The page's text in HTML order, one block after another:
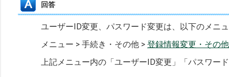
回答
ユーザーID変更、パスワード変更は、以下のメニ
メニュー > 手続き・その他 > 登録情報変更・その他
上記メニュー内の「ユーザーID変更」「パスワー